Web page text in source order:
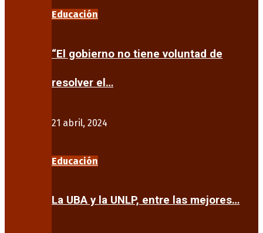
Educación
“El gobierno no tiene voluntad de
resolver el…
21 abril, 2024
Educación
La UBA y la UNLP, entre las mejores…